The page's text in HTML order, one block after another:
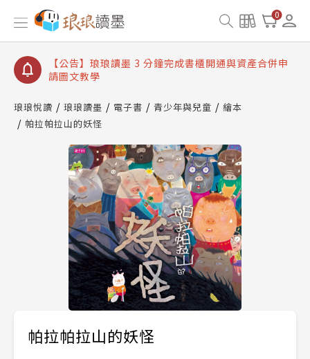
0
【公告】琅琅讀墨數位閱讀資產合併與書櫃開通申請
【公告】琅琅讀墨書櫃開通常見問題
【公告】琅琅讀墨 3 分鐘完成書櫃開通與資產合併申
請圖文教學
查詢
【公告】琅琅讀墨數位閱讀資產合併與書櫃開通申請
琅琅悅讀 琅琅讀墨 電子書 青少年與兒童
繪本
帕拉帕拉山的妖怪
帕拉帕拉山的妖怪